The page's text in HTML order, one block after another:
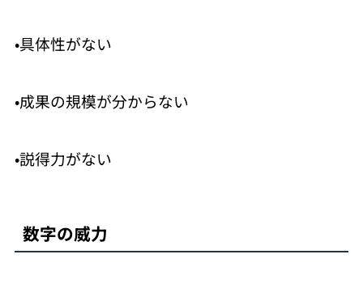
•具体性がない
•成果の規模が分からない
•説得力がない
数字の威力